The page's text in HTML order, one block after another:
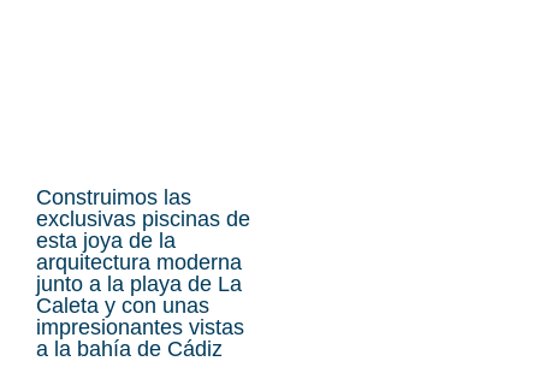
Construimos las
exclusivas piscinas de
esta joya de la
arquitectura moderna
junto a la playa de La
Caleta y con unas
impresionantes vistas
a la bahía de Cádiz